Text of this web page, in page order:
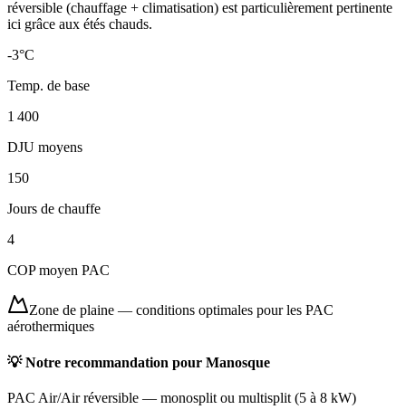
réversible (chauffage + climatisation) est particulièrement pertinente
ici grâce aux étés chauds.
-3°C
Temp. de base
1 400
DJU moyens
150
Jours de chauffe
4
COP moyen PAC
Zone de plaine — conditions optimales pour les PAC
aérothermiques
💡 Notre recommandation pour Manosque
PAC Air/Air réversible — monosplit ou multisplit (5 à 8 kW)